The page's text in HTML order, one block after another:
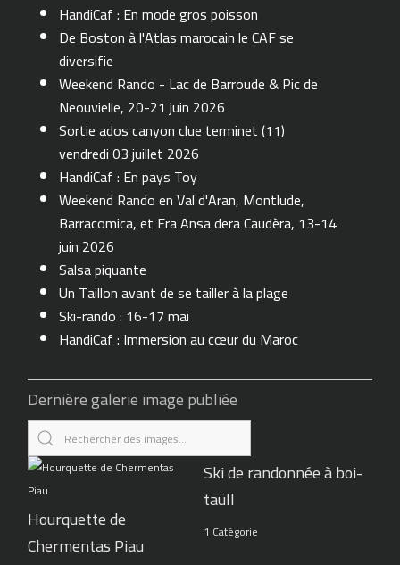
HandiCaf : En mode gros poisson
De Boston à l'Atlas marocain le CAF se
diversifie
Weekend Rando - Lac de Barroude & Pic de
Neouvielle, 20-21 juin 2026
Sortie ados canyon clue terminet (11)
vendredi 03 juillet 2026
HandiCaf : En pays Toy
Weekend Rando en Val d'Aran, Montlude,
Barracomica, et Era Ansa dera Caudèra, 13-14
juin 2026
Salsa piquante
Un Taillon avant de se tailler à la plage
Ski-rando : 16-17 mai
HandiCaf : Immersion au cœur du Maroc
Dernière galerie image publiée
Hourquette de
Chermentas Piau
Ski de randonnée à boi-
taüll
1 Catégorie